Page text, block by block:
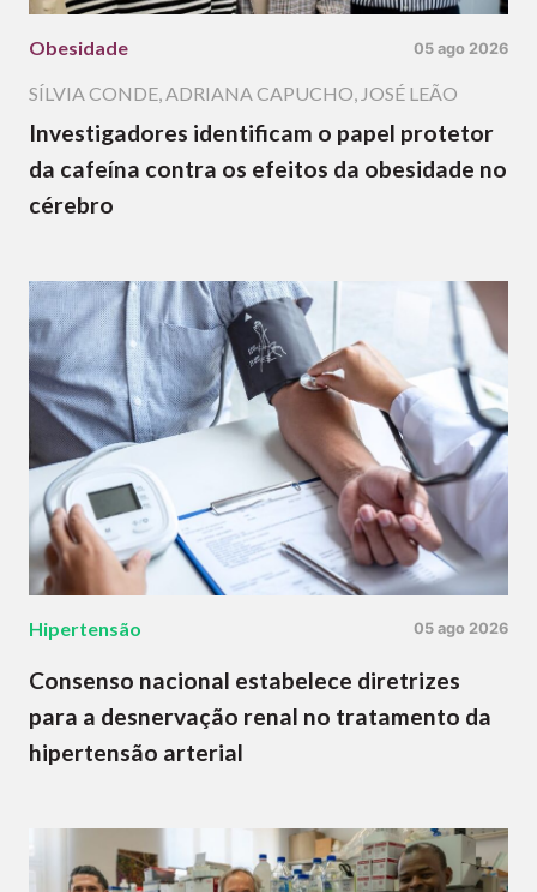
Obesidade 05 ago 2026
SÍLVIA CONDE,ADRIANA CAPUCHO, JOSÉ LEÃO
Investigadores identificam o papel protetor
da cafeína contra os efeitos da obesidade no
cérebro
Hipertensão 05 ago 2026
Consenso nacional estabelece diretrizes
para a desnervação renal no tratamento da
hipertensão arterial